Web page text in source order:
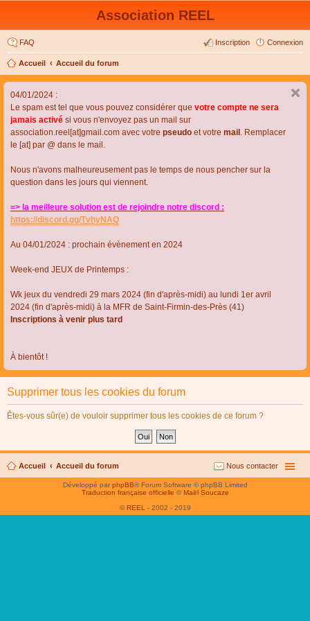
Association REEL
FAQ Connexion
Inscription
Accueil Accueil du forum
04/01/2024 :
Le spam est tel que vous pouvez considérer que votre compte ne sera
jamais activé si vous n'envoyez pas un mail sur
association.reel[at]gmail.com avec votre pseudo et votre mail . Remplacer
le [at] par @ dans le mail.
Nous n'avons malheureusement pas le temps de nous pencher sur la
question dans les jours qui viennent.
=> la meilleure solution est de rejoindre notre discord :
https://discord.gg/TvhyNAQ
Au 04/01/2024 : prochain évènement en 2024
Week-end JEUX de Printemps :
Wk jeux du vendredi 29 mars 2024 (fin d'après-midi) au lundi 1er avril
2024 (fin d'après-midi) à la MFR de Saint-Firmin-des-Près (41)
Inscriptions à venir plus tard
À bientôt !
Supprimer tous les cookies du forum
Êtes-vous sûr(e) de vouloir supprimer tous les cookies de ce forum ?
Accueil Accueil du forum Nous contacter
Développé parphpBB® Forum Software © phpBB Limited
Traduction française officielle © Maël Soucaze
© REEL - 2002 - 2019